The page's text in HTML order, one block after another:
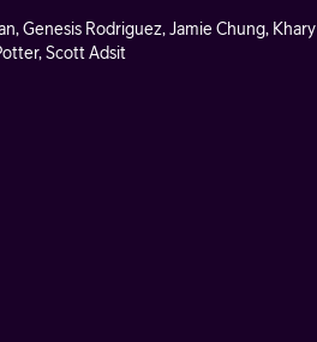
Genesis Rodriguez, Jamie Chung, Khary
Scott Adsit